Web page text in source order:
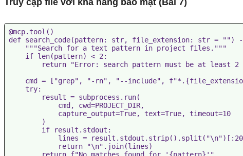
@mcp.tool()
def search_code(pattern: str, file_extension: str = "")
    """Search for a text pattern in project files."""
    if len(pattern) < 2:
return "Error: search pattern must be at least 2
cmd = ["grep", "-rn", "--include",
    try:
        result = subprocess.run(
            cmd, cwd=PROJECT_DIR,
            capture_output=True, text=True, timeout=10
        )
        if result.stdout:
lines =
            return "\n".join(lines)